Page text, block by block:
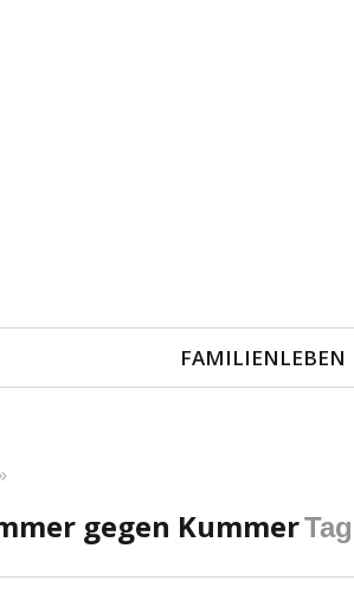
FAMILIENLEBEN
gegen KummerTag